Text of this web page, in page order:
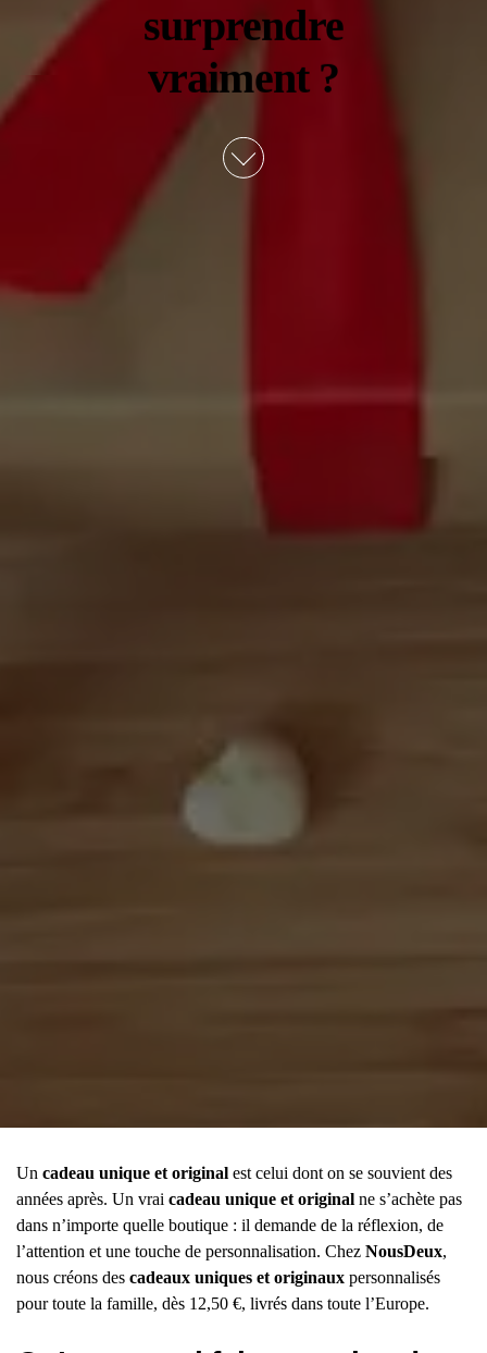
surprendre
vraiment ?
Un cadeau unique et original est celui dont on se souvient des
années après. Un vrai cadeau unique et original ne s’achète pas
dans n’importe quelle boutique : il demande de la réflexion, de
l’attention et une touche de personnalisation. Chez NousDeux,
nous créons des cadeaux uniques et originaux personnalisés
pour toute la famille, dès 12,50 €, livrés dans toute l’Europe.